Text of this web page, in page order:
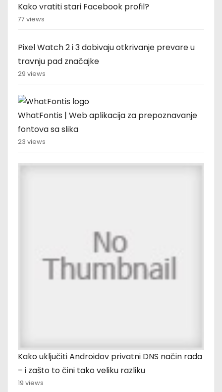
Kako vratiti stari Facebook profil?
77 views
Pixel Watch 2 i 3 dobivaju otkrivanje prevare u
travnju pad značajke
29 views
WhatFontis | Web aplikacija za prepoznavanje
fontova sa slika
23 views
Kako uključiti Androidov privatni DNS način rada
– i zašto to čini tako veliku razliku
19 views